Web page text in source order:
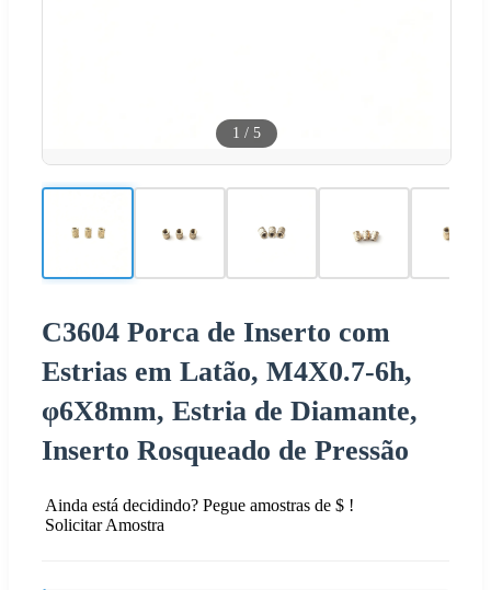
1 / 5
C3604 Porca de Inserto com
Estrias em Latão, M4X0.7-6h,
φ6X8mm, Estria de Diamante,
Inserto Rosqueado de Pressão
Ainda está decidindo? Pegue amostras de $ !
Solicitar Amostra